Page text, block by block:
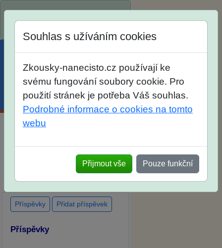
Menu Účet Košík
po skutečných přijímacích
zkouškách
Souhlas s užíváním cookies
Zkousky-nanecisto.cz používají ke
svému fungování soubory cookie. Pro
použití stránek je potřeba Váš souhlas.
Podrobné informace o cookies na tomto
webu
Přijmout vše Pouze funkční
Příspěvky Přidat příspěvek
Příspěvky